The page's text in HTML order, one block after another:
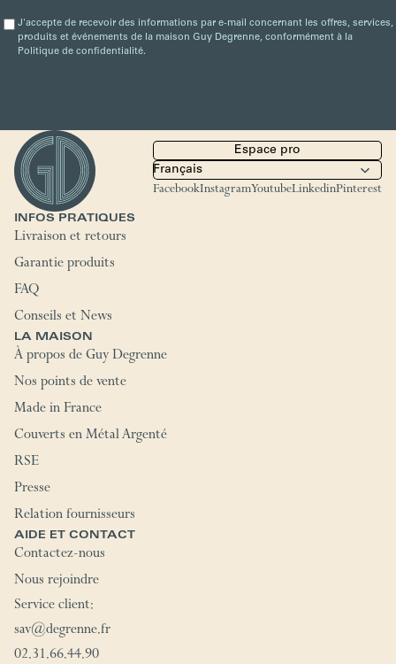
J'accepte de recevoir des informations par e-mail concernant les offres, services,
produits et événements de la maison Guy Degrenne, conformément à la
Politique de confidentialité.
Espace pro
FacebookInstagramYoutubeLinkedinPinterest
INFOS PRATIQUES
Livraison et retours
Garantie produits
FAQ
Conseils et News
LA MAISON
À propos de Guy Degrenne
Nos points de vente
Made in France
Couverts en Métal Argenté
RSE
Presse
Relation fournisseurs
AIDE ET CONTACT
Contactez-nous
Nous rejoindre
Service client:
sav@degrenne.fr
02.31.66.44.90